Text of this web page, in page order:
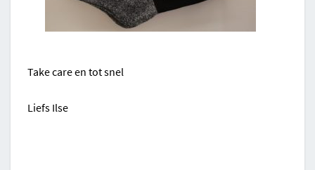
Take care en tot snel
Liefs Ilse